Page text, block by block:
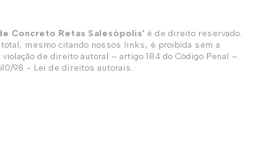
Concreto Retas Salesópolis" é de direito reservado.
total, mesmo citando nossos links, é proibida sem a
de direito autoral – artigo 184 do Código Penal –
98 - Lei de direitos autorais.